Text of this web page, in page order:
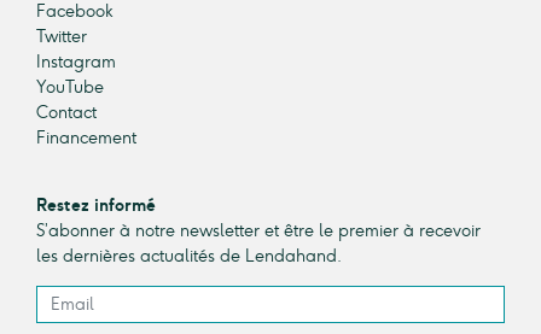
Facebook
Twitter
Instagram
YouTube
Contact
Financement
Restez informé
S’abonner à notre newsletter et être le premier à recevoir
les dernières actualités de Lendahand.